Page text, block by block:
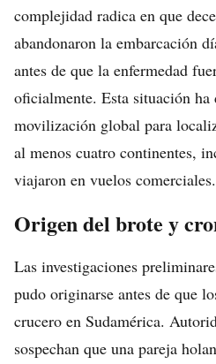
complejidad radica en que
abandonaron la embarcación
antes de que la enfermedad
oficialmente. Esta situación ha
movilización global para
al menos cuatro continentes,
viajaron en vuelos comerciales.
Origen del brote y
Las investigaciones
pudo originarse antes de que
crucero en Sudamérica.
sospechan que una pareja